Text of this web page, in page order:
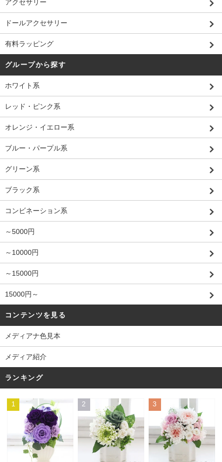
アクセサリー
ドールアクセサリー
有料ラッピング
グループから探す
ホワイト系
レッド・ピンク系
オレンジ・イエロー系
ブルー・パープル系
グリーン系
ブラック系
コンビネーション系
～5000円
～10000円
～15000円
15000円～
コンテンツを見る
メディアナ色見本
メディア紹介
ランキング
1 2 3